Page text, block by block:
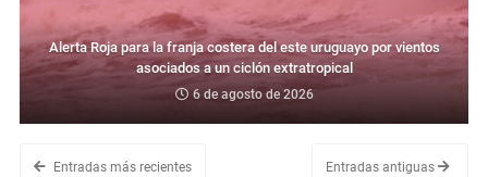
Alerta Roja para la franja costera del este uruguayo por vientos
asociados a un ciclón extratropical
6 de agosto de 2026
Entradas más recientes Entradas antiguas